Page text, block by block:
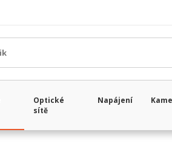
Optické
sítě
Napájení